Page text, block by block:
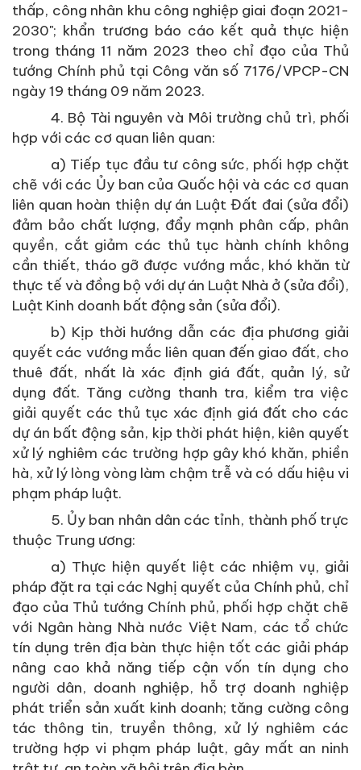
thấp, công nhân khu công nghiệp giai đoạn 2021-
2030"; khẩn trương báo cáo kết quả thực hiện
trong tháng 11 năm 2023 theo chỉ đạo của Thủ
tướng Chính phủ tại Công văn số 7176/VPCP-CN
ngày 19 tháng 09 năm 2023.
4. Bộ Tài nguyên và Môi trường chủ trì, phối
hợp với các cơ quan liên quan:
a) Tiếp tục đầu tư công sức, phối hợp chặt
chẽ với các Ủy ban của Quốc hội và các cơ quan
liên quan hoàn thiện dự án Luật Đất đai (sửa đổi)
đảm bảo chất lượng, đẩy mạnh phân cấp, phân
quyền, cắt giảm các thủ tục hành chính không
cần thiết, tháo gỡ được vướng mắc, khó khăn từ
thực tế và đồng bộ với dự án Luật Nhà ở (sửa đổi),
Luật Kinh doanh bất động sản (sửa đổi).
b) Kịp thời hướng dẫn các địa phương giải
quyết các vướng mắc liên quan đến giao đất, cho
thuê đất, nhất là xác định giá đất, quản lý, sử
dụng đất. Tăng cường thanh tra, kiểm tra việc
giải quyết các thủ tục xác định giá đất cho các
dự án bất động sản, kịp thời phát hiện, kiên quyết
xử lý nghiêm các trường hợp gây khó khăn, phiền
hà, xử lý lòng vòng làm chậm trễ và có dấu hiệu vi
phạm pháp luật.
5. Ủy ban nhân dân các tỉnh, thành phố trực
thuộc Trung ương:
a) Thực hiện quyết liệt các nhiệm vụ, giải
pháp đặt ra tại các Nghị quyết của Chính phủ, chỉ
đạo của Thủ tướng Chính phủ, phối hợp chặt chẽ
với Ngân hàng Nhà nước Việt Nam, các tổ chức
tín dụng trên địa bàn thực hiện tốt các giải pháp
nâng cao khả năng tiếp cận vốn tín dụng cho
người dân, doanh nghiệp, hỗ trợ doanh nghiệp
phát triển sản xuất kinh doanh; tăng cường công
tác thông tin, truyền thông, xử lý nghiêm các
trường hợp vi phạm pháp luật, gây mất an ninh